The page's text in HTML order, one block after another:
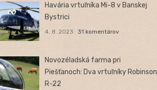
Havária vrtuľníka Mi-8 v Banskej
Bystrici
4. 8. 2023 31 komentárov
Novozéladská farma pri
Piešťanoch: Dva vrtuľníky Robinson
R-22